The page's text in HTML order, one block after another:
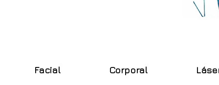
Facial Corporal